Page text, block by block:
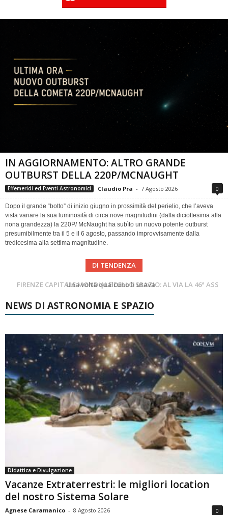
IN AGGIORNAMENTO: ALTRO GRANDE
OUTBURST DELLA 220P/MCNAUGHT
Effemeridi ed Eventi Astronomici Claudio Pra - 7 Agosto 2026 0
Dopo il grande “botto” di inizio giugno in prossimità del perielio, che l’aveva
vista variare la sua luminosità di circa nove magnitudini (dalla diciottesima alla
nona grandezza) la 220P/ McNaught ha subìto un nuovo potente outburst
presumibilmente tra il 5 e il 6 agosto, passando improvvisamente dalla
tredicesima alla settima magnitudine.
DI TENDENZA
FIRENZE CAPITALE MONDIALE DELLO SPAZIO: AL VIA LA 46ª ASSEMBLEA SCIENTIFICA DEL COSPAR
Cielo del Mese di Agosto 2026
NEWS DI ASTRONOMIA E SPAZIO
Didattica e Divulgazione
Vacanze Extraterrestri: le migliori location
del nostro Sistema Solare
Agnese Caramanico - 8 Agosto 2026 0